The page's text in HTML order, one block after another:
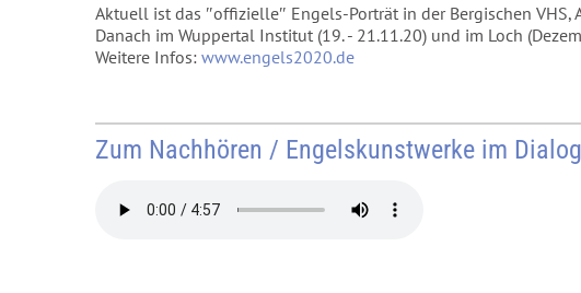
Aktuell ist das ″offizielle″ Engels-Porträt in der Bergischen VHS,
Danach im Wuppertal Institut (19. - 21.11.20) und im Loch
Weitere Infos: www.engels2020.de
Zum Nachhören / Engelskunstwerke im Dialog